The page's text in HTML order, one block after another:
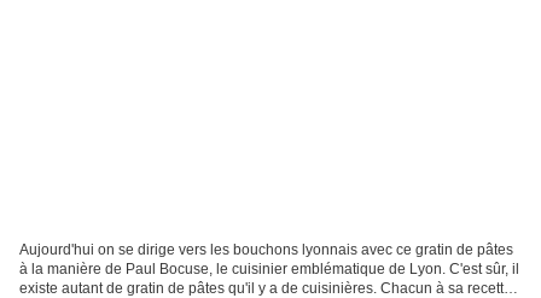
Aujourd'hui on se dirige vers les bouchons lyonnais avec ce gratin de pâtes
à la manière de Paul Bocuse, le cuisinier emblématique de Lyon. C'est sûr, il
existe autant de gratin de pâtes qu'il y a de cuisinières. Chacun à sa recette